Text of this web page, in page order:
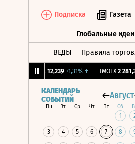
Подписка Газета
Глобальные идеи
ВЕДЫ Правила
12,239 +1,31%↑ IMOEX 2 281,31 -
КАЛЕНДАРЬ
СОБЫТИЙ
Август
Пн Вт Ср Чт Пт Сб
1
3 4 5 6 7 8